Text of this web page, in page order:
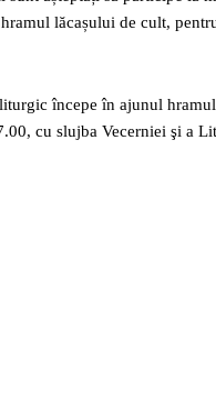
lăcașului de cult,
începe în ajunul
cu slujba Vecerniei şi a